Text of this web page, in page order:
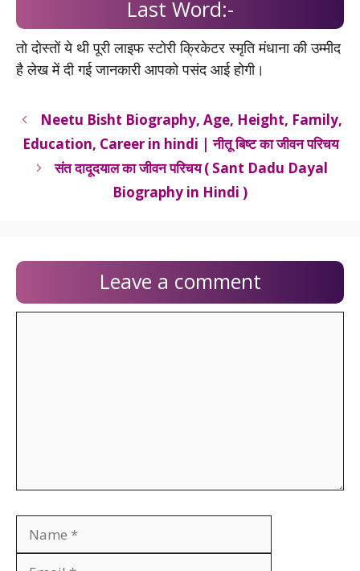
Last Word:-
तो दोस्तों ये थी पूरी लाइफ स्टोरी क्रिकेटर स्मृति मंधाना की उम्मीद
है लेख में दी गई जानकारी आपको पसंद आई होगी।
Neetu Bisht Biography, Age, Height, Family,
Education, Career in hindi | नीतू बिष्ट का जीवन परिचय
संत दादूदयाल का जीवन परिचय ( Sant Dadu Dayal
Biography in Hindi )
Leave a comment